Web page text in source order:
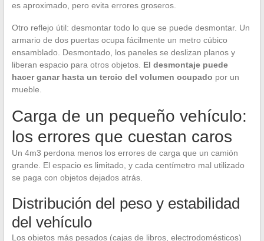
es aproximado, pero evita errores groseros.
Otro reflejo útil: desmontar todo lo que se puede desmontar. Un
armario de dos puertas ocupa fácilmente un metro cúbico
ensamblado. Desmontado, los paneles se deslizan planos y
liberan espacio para otros objetos. El desmontaje puede
hacer ganar hasta un tercio del volumen ocupado por un
mueble.
Carga de un pequeño vehículo:
los errores que cuestan caros
Un 4m3 perdona menos los errores de carga que un camión
grande. El espacio es limitado, y cada centímetro mal utilizado
se paga con objetos dejados atrás.
Distribución del peso y estabilidad
del vehículo
Los objetos más pesados (cajas de libros, electrodomésticos)